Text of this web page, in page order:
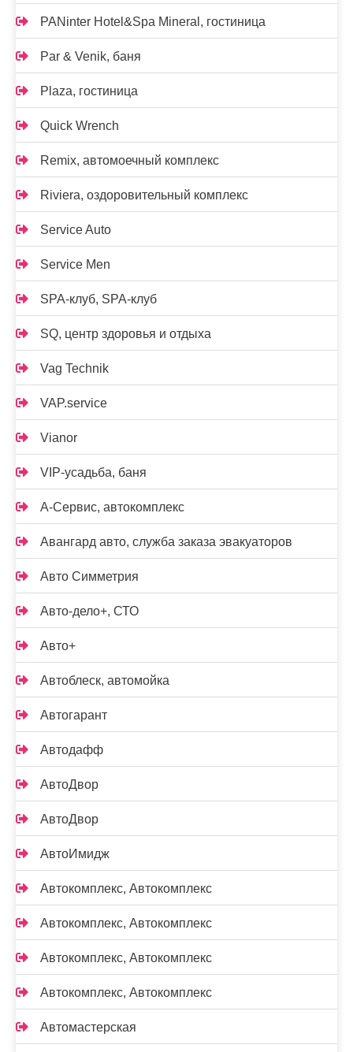
PANinter Hotel&Spa Mineral, гостиница
Par & Venik, баня
Plaza, гостиница
Quick Wrench
Remix, автомоечный комплекс
Riviera, оздоровительный комплекс
Service Auto
Service Men
SPA-клуб, SPA-клуб
SQ, центр здоровья и отдыха
Vag Technik
VAP.service
Vianor
VIP-усадьба, баня
А-Сервис, автокомплекс
Авангард авто, служба заказа эвакуаторов
Авто Симметрия
Авто-дело+, СТО
Авто+
Автоблеск, автомойка
Автогарант
Автодафф
АвтоДвор
АвтоДвор
АвтоИмидж
Автокомплекс, Автокомплекс
Автокомплекс, Автокомплекс
Автокомплекс, Автокомплекс
Автокомплекс, Автокомплекс
Автомастерская